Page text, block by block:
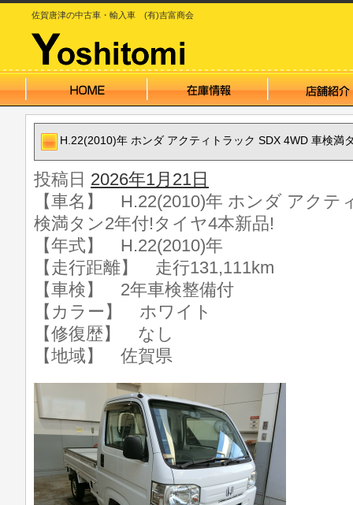
佐賀唐津の中古車・輸入車 (有)吉富商会
H.22(2010)年 ホンダ アクティトラック SDX 4WD 車検満
投稿日 2026年1月21日
【車名】 H.22(2010)年 ホンダ アクテ
検満タン2年付!タイヤ4本新品!
【年式】 H.22(2010)年
【走行距離】 走行131,111km
【車検】 2年車検整備付
【カラー】 ホワイト
【修復歴】 なし
【地域】 佐賀県